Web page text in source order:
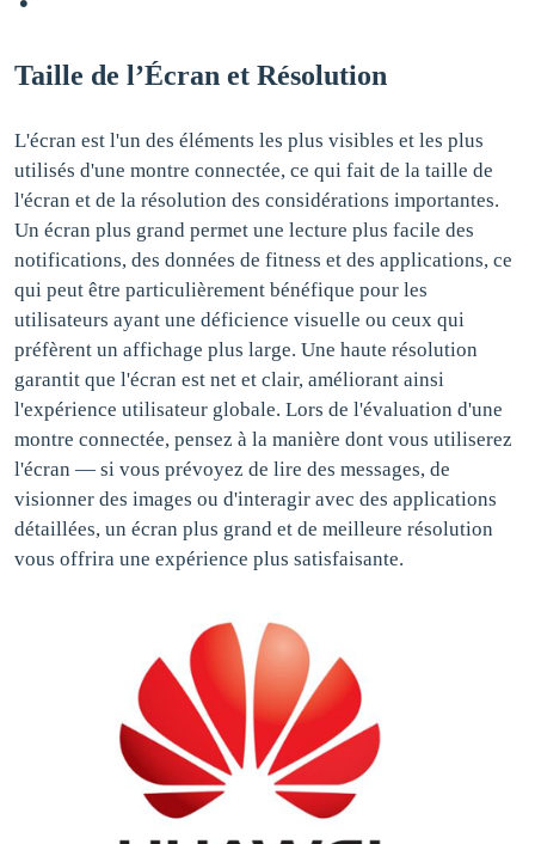
Taille de l’Écran et Résolution
L'écran est l'un des éléments les plus visibles et les plus
utilisés d'une montre connectée, ce qui fait de la taille de
l'écran et de la résolution des considérations importantes.
Un écran plus grand permet une lecture plus facile des
notifications, des données de fitness et des applications, ce
qui peut être particulièrement bénéfique pour les
utilisateurs ayant une déficience visuelle ou ceux qui
préfèrent un affichage plus large. Une haute résolution
garantit que l'écran est net et clair, améliorant ainsi
l'expérience utilisateur globale. Lors de l'évaluation d'une
montre connectée, pensez à la manière dont vous utiliserez
l'écran — si vous prévoyez de lire des messages, de
visionner des images ou d'interagir avec des applications
détaillées, un écran plus grand et de meilleure résolution
vous offrira une expérience plus satisfaisante.